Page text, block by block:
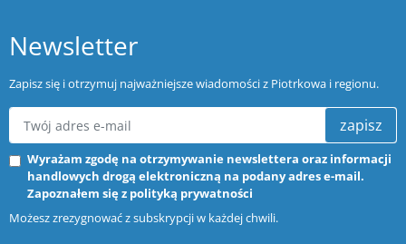
Newsletter
Zapisz się i otrzymuj najważniejsze wiadomości z Piotrkowa i regionu.
zapisz
Wyrażam zgodę na otrzymywanie newslettera oraz informacji
handlowych drogą elektroniczną na podany adres e-mail.
Zapoznałem się z polityką prywatności
Możesz zrezygnować z subskrypcji w każdej chwili.